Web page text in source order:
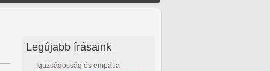
Legújabb írásaink
Igazságosság és empátia